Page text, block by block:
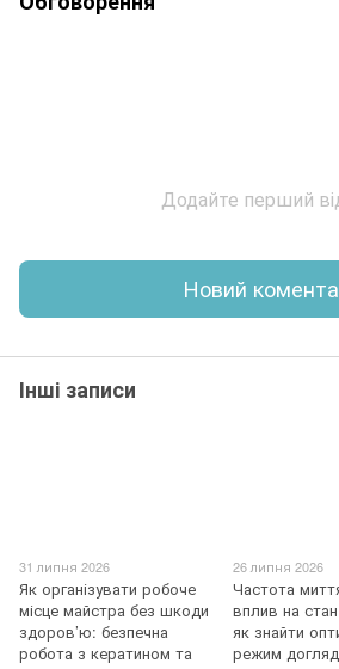
Додайте перший
Новий
Інші записи
31 липня 2026
Як організувати робоче
місце майстра без шкоди
здоров’ю: безпечна
робота з кератином та
26 липня 2026
Частота
вплив на
як знайти
режим